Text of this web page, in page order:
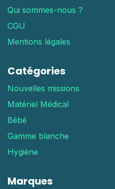
Qui sommes-nous ?
CGU
Mentions légales
Catégories
Nouvelles missions
Matériel Médical
Bébé
Gamme blanche
Hygiène
Marques